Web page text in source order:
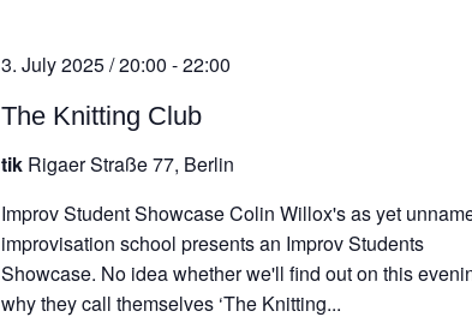
The Knitting Club
3. July 2025 / 20:00 -22:00
tik Rigaer Straße 77, Berlin
Improv Student Showcase Colin Willox's as yet
improvisation school presents an Improv Students
Showcase. No idea whether we'll find out on this
why they call themselves ‘The Knitting...